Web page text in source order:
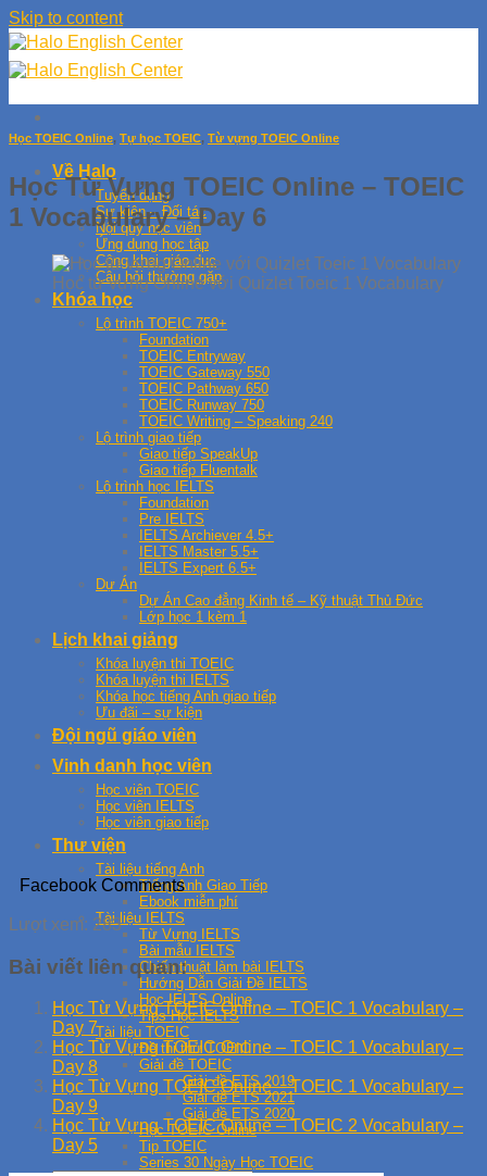
Skip to content
Về Halo
Tuyển dụng
Sự kiện – Đối tác
Nội quy học viên
Ứng dụng học tập
Công khai giáo dục
Câu hỏi thường gặp
Khóa học
Lộ trình TOEIC 750+
Foundation
TOEIC Entryway
TOEIC Gateway 550
TOEIC Pathway 650
TOEIC Runway 750
TOEIC Writing – Speaking 240
Lộ trình giao tiếp
Giao tiếp SpeakUp
Giao tiếp Fluentalk
Lộ trình học IELTS
Foundation
Pre IELTS
IELTS Archiever 4.5+
IELTS Master 5.5+
IELTS Expert 6.5+
Dự Án
Dự Án Cao đẳng Kinh tế – Kỹ thuật Thủ Đức
Lớp học 1 kèm 1
Lịch khai giảng
Khóa luyện thi TOEIC
Khóa luyện thi IELTS
Khóa học tiếng Anh giao tiếp
Ưu đãi – sự kiện
Đội ngũ giáo viên
Vinh danh học viên
Học viên TOEIC
Học viên IELTS
Học viên giao tiếp
Thư viện
Tài liệu tiếng Anh
Tiếng Anh Giao Tiếp
Ebook miễn phí
Tài liệu IELTS
Từ Vựng IELTS
Bài mẫu IELTS
Chiến thuật làm bài IELTS
Hướng Dẫn Giải Đề IELTS
Học IELTS Online
Tips Học IELTS
Tài liệu TOEIC
Đề thi thử TOEIC
Giải đề TOEIC
Giải đề ETS 2019
Giải đề ETS 2021
Giải đề ETS 2020
Học TOEIC Online
Tip TOEIC
Series 30 Ngày Học TOEIC
Học TOEIC Online, Tự học TOEIC, Từ vựng TOEIC Online
Học Từ Vựng TOEIC Online – TOEIC
1 Vocabulary – Day 6
Học từ vựng Online với Quizlet Toeic 1 Vocabulary
Facebook Comments
Lượt xem: 283
Bài viết liên quan:
Học Từ Vựng TOEIC Online – TOEIC 1 Vocabulary –
Day 7
Học Từ Vựng TOEIC Online – TOEIC 1 Vocabulary –
Day 8
Học Từ Vựng TOEIC Online – TOEIC 1 Vocabulary –
Day 9
Học Từ Vựng TOEIC Online – TOEIC 2 Vocabulary –
Day 5